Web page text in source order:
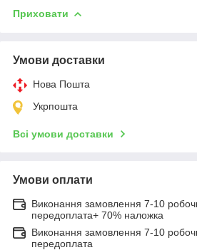
Приховати
Умови доставки
Нова Пошта
Укрпошта
Всі умови доставки
Умови оплати
Виконання замовлення 7-10
передоплата+ 70% наложка
Виконання замовлення 7-10
передоплата